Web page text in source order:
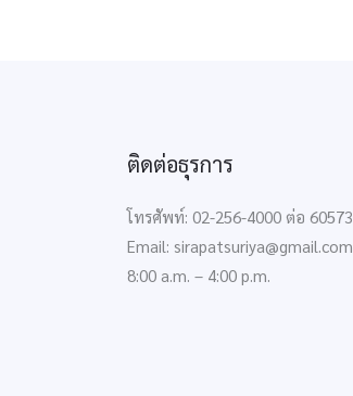
ติดต่อธุรการ
โทรศัพท์: 02-256-4000 ต่อ 60573
Email: sirapatsuriya@gmail.com
8:00 a.m. – 4:00 p.m.